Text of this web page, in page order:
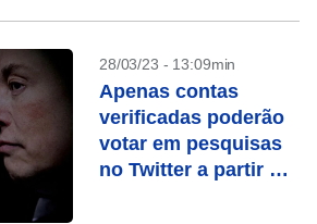
28/03/23 - 13:09min
Apenas contas
verificadas poderão
votar em pesquisas
no Twitter a partir de